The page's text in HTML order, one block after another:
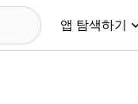
앱 탐색하기